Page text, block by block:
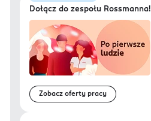
Dołącz do zespołu Rossmanna!
Zobacz oferty pracy